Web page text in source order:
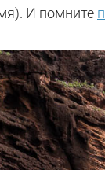
И помните